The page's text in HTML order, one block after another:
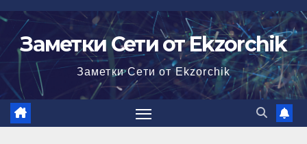
Перейти
содержимому
Заметки Сети от Ekzorchik
Заметки Сети от Ekzorchik